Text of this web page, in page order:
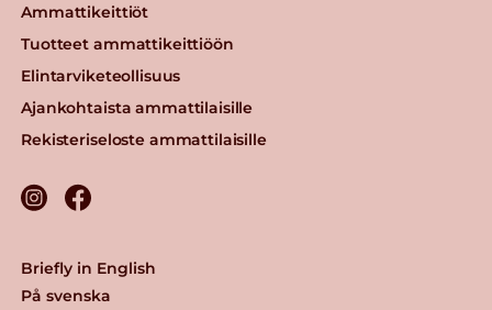
Ammattikeittiöt
Tuotteet ammattikeittiöön
Elintarviketeollisuus
Ajankohtaista ammattilaisille
Rekisteriseloste ammattilaisille
Briefly in English
På svenska